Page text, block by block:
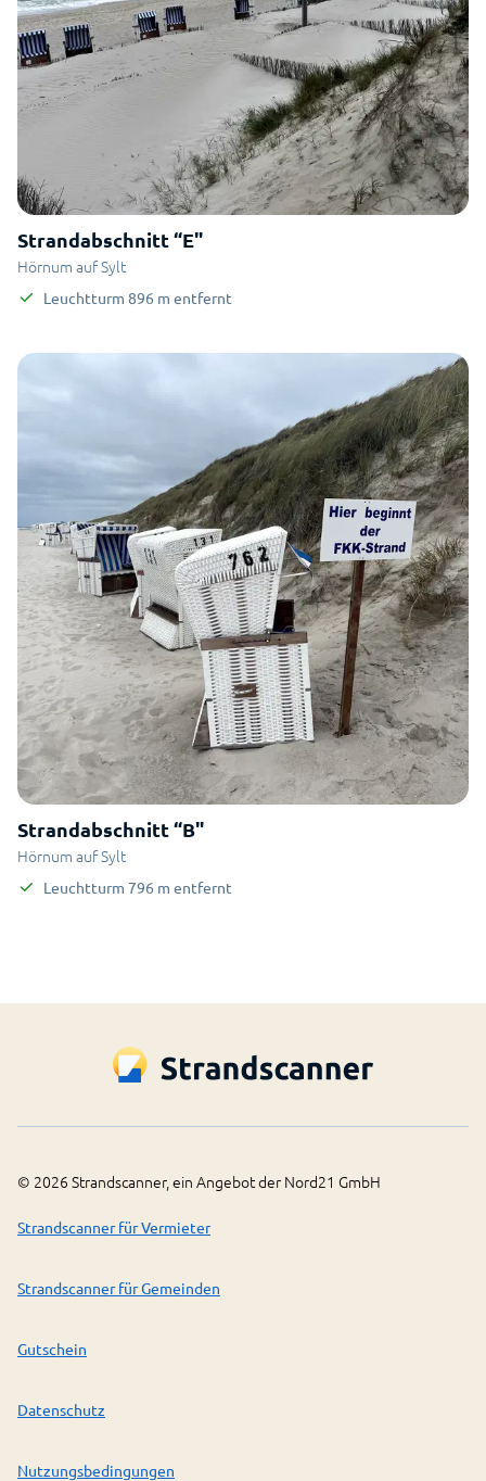
Strandabschnitt “E"
Hörnum auf Sylt
Leuchtturm 896 m entfernt
Strandabschnitt “B"
Hörnum auf Sylt
Leuchtturm 796 m entfernt
© 2026 Strandscanner, ein Angebot der Nord21 GmbH
Strandscanner für Vermieter
Strandscanner für Gemeinden
Gutschein
Datenschutz
Nutzungsbedingungen